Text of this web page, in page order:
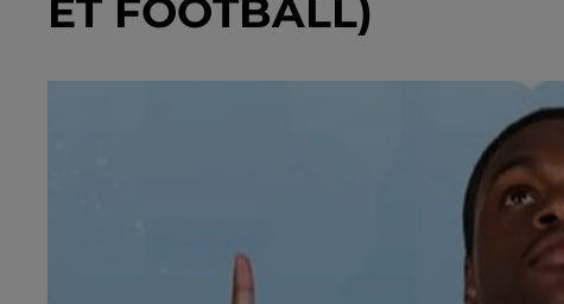
ET FOOTBALL)